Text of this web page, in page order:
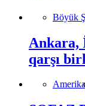
Böyük
Ankara,
qarşı